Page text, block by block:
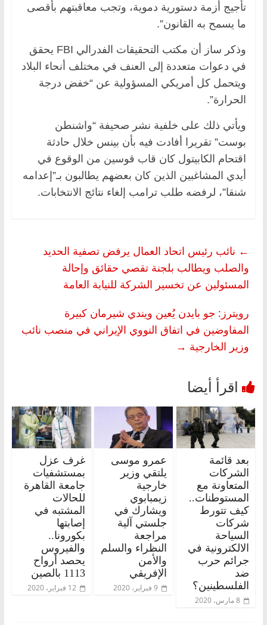
تأجيج أزمة دستورية دموية، وتجب معاقبتهم بأقصى
ما يسمح به القانون”.
وذكر ساز أن مكتب التحقيقات الفدرالي FBI يحقق
في دعوات متعددة إلى العنف في مختلف أنحاء البلاد
ويتحمل كل أمريكي المسؤولية عن “خفض درجة
الحرارة”.
ويأتي ذلك على خلفية نشر صحيفة “واشنطن
بوست” تقريرا أفادت فيه بأن بينس خلال حادثة
اقتحام الكابيتول كان قاب قوسين من الوقوع في
أيدي المشاغبين الذين كان بعضهم يطالبون بـ”إعدامه
شنقا”، لرفضه طلب ترامب إلغاء نتائج الانتخابات.
← نائب رئيس اتحاد العمال يرفض تصفية الحديد
والصلب ويطالب بلجنة تقصي حقائق وإحالة
المسئولين عن تخسير الشركة للنيابة العامة
رويترز: جو بايدن يُعين ويندي شيرمان كبيرة
المفاوضين في اتفاق النووي الإيراني في منصب نائب
وزير الخارجية →
بعد قائمة
الشركات
المتعاونة مع
المستوطنات..
كيف تتورط
شركات
السياحة
الالكترونية في
جرائم حرب
ضد
الفلسطينين؟
8 مارس، 2020
عمرو موسى
يلتقي وزير
خارجية
زيمبابوي
ويشارك في
جلستي آلية
مراجعة
النظراء والسلم
والأمن
الإفريقي
9 فبراير، 2020
غرف عزل
بمستشفيات
جامعة القاهرة
للحالات
المشتبه في
إصابتها
بكورونا..
والفيروس
يحصد أرواح
1113 بالصين
12 فبراير، 2020